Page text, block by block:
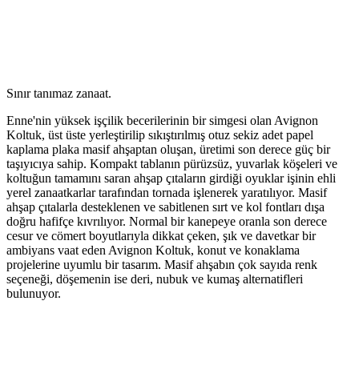
Sınır tanımaz zanaat.
Enne'nin yüksek işçilik becerilerinin bir simgesi olan Avignon
Koltuk, üst üste yerleştirilip sıkıştırılmış otuz sekiz adet papel
kaplama plaka masif ahşaptan oluşan, üretimi son derece güç bir
taşıyıcıya sahip. Kompakt tablanın pürüzsüz, yuvarlak köşeleri ve
koltuğun tamamını saran ahşap çıtaların girdiği oyuklar işinin ehli
yerel zanaatkarlar tarafından tornada işlenerek yaratılıyor. Masif
ahşap çıtalarla desteklenen ve sabitlenen sırt ve kol fontları dışa
doğru hafifçe kıvrılıyor. Normal bir kanepeye oranla son derece
cesur ve cömert boyutlarıyla dikkat çeken, şık ve davetkar bir
ambiyans vaat eden Avignon Koltuk, konut ve konaklama
projelerine uyumlu bir tasarım. Masif ahşabın çok sayıda renk
seçeneği, döşemenin ise deri, nubuk ve kumaş alternatifleri
bulunuyor.